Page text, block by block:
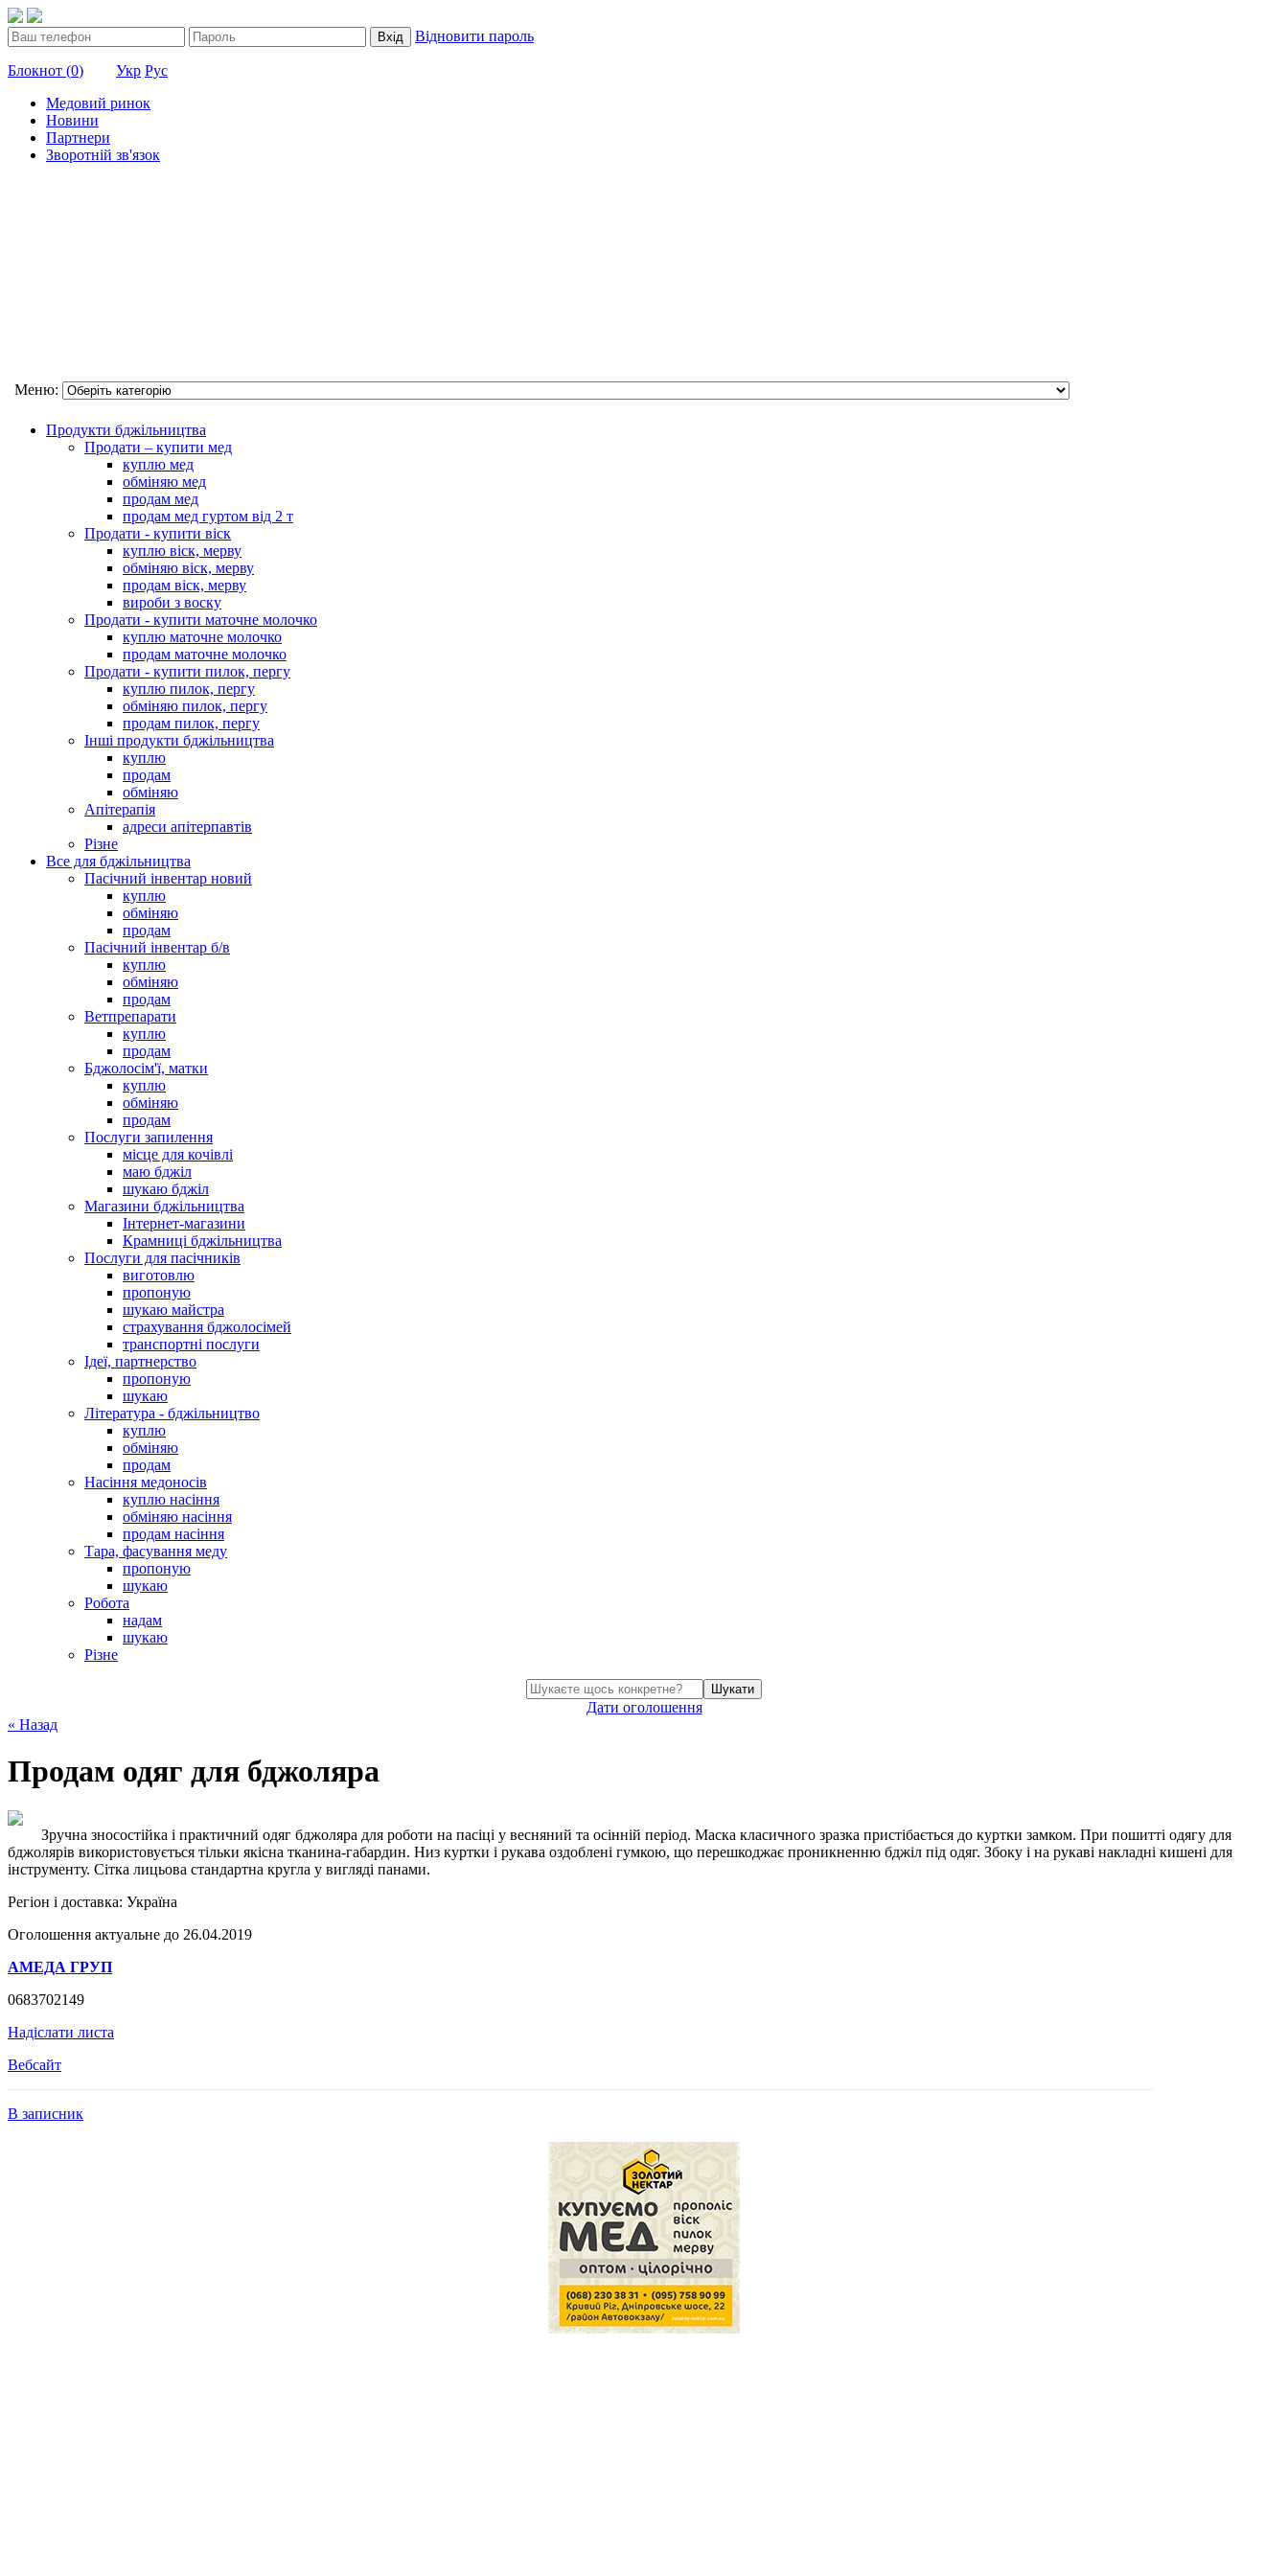
Вхід Відновити пароль
Блокнот (0) Укр Рус
Медовий ринок
Новини
Партнери
Зворотній зв'язок
Меню:
Продукти бджільництва
Продати – купити мед
куплю мед
обміняю мед
продам мед
продам мед гуртом від 2 т
Продати - купити віск
куплю віск, мерву
обміняю віск, мерву
продам віск, мерву
вироби з воску
Продати - купити маточне молочко
куплю маточне молочко
продам маточне молочко
Продати - купити пилок, пергу
куплю пилок, пергу
обміняю пилок, пергу
продам пилок, пергу
Інші продукти бджільництва
куплю
продам
обміняю
Апітерапія
адреси апітерпавтів
Різне
Все для бджільництва
Пасічний інвентар новий
куплю
обміняю
продам
Пасічний інвентар б/в
куплю
обміняю
продам
Ветпрепарати
куплю
продам
Бджолосім'ї, матки
куплю
обміняю
продам
Послуги запилення
місце для кочівлі
маю бджіл
шукаю бджіл
Магазини бджільництва
Інтернет-магазини
Крамниці бджільництва
Послуги для пасічників
виготовлю
пропоную
шукаю майстра
страхування бджолосімей
транспортні послуги
Ідеї, партнерство
пропоную
шукаю
Література - бджільництво
куплю
обміняю
продам
Насіння медоносів
куплю насіння
обміняю насіння
продам насіння
Тара, фасування меду
пропоную
шукаю
Робота
надам
шукаю
Різне
Шукати
Дати оголошення
« Назад
Продам одяг для бджоляра
Зручна зносостійка і практичний одяг бджоляра для роботи на пасіці у весняний та осінній період. Маска класичного зразка пристібається до куртки замком. При пошитті одягу для
бджолярів використовується тільки якісна тканина-габардин. Низ куртки і рукава оздоблені гумкою, що перешкоджає проникненню бджіл під одяг. Збоку і на рукаві накладні кишені для
інструменту. Сітка лицьова стандартна кругла у вигляді панами.
Регіон і доставка: Україна
Оголошення актуальне до 26.04.2019
АМЕДА ГРУП
0683702149
Надіслати листа
Вебсайт
В записник